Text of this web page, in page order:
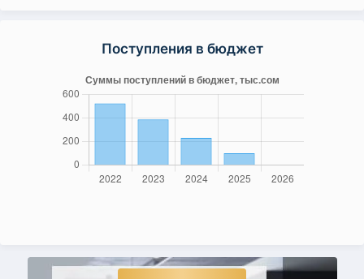
Поступления в бюджет